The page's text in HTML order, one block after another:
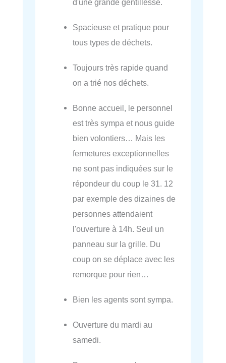
d'une grande gentillesse.
Spacieuse et pratique pour
tous types de déchets.
Toujours très rapide quand
on a trié nos déchets.
Bonne accueil, le personnel
est très sympa et nous guide
bien volontiers… Mais les
fermetures exceptionnelles
ne sont pas indiquées sur le
répondeur du coup le 31. 12
par exemple des dizaines de
personnes attendaient
l'ouverture à 14h. Seul un
panneau sur la grille. Du
coup on se déplace avec les
remorque pour rien…
Bien les agents sont sympa.
Ouverture du mardi au
samedi.